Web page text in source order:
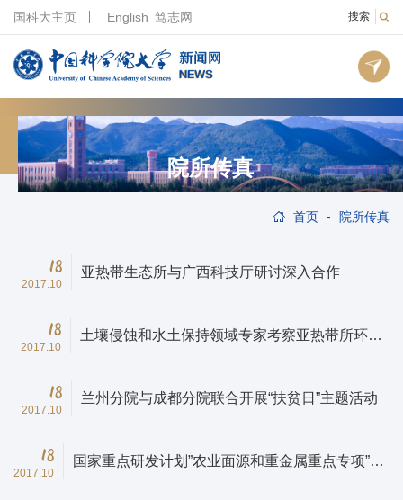
搜索
国科大主页 English 笃志网
院所传真
首页 - 院所传真
18
2017.10
亚热带生态所与广西科技厅研讨深入合作
18
2017.10
土壤侵蚀和水土保持领域专家考察亚热带所环江
18
2017.10
兰州分院与成都分院联合开展“扶贫日”主题活动
18
2017.10
国家重点研发计划”农业面源和重金属重点专项”现